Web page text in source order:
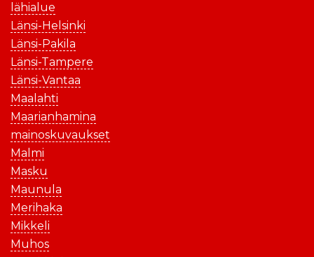
lähialue
Länsi-Helsinki
Länsi-Pakila
Länsi-Tampere
Länsi-Vantaa
Maalahti
Maarianhamina
mainoskuvaukset
Malmi
Masku
Maunula
Merihaka
Mikkeli
Muhos